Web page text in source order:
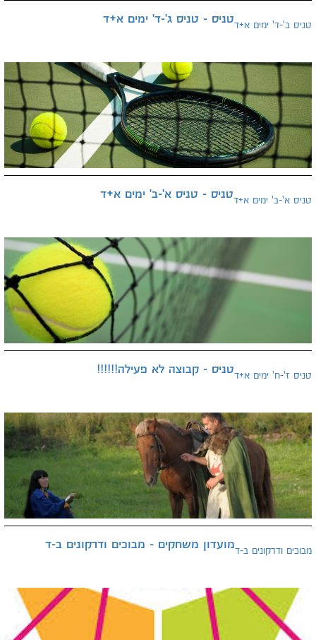
טניס - טניס ג'-ד' ימים א+דטניס ב'-ד' ימים א+ד
טניס - טניס א'-ב' ימים א+דטניס א'-ב' ימים א+ד
טניס - קבוצה לא פעילה!!!!!!טניס ז'-ח' ימים א+ד
מועדון משחקים - מבוכים ודרקונים ב-דמבוכים ודרקונים ב-ד